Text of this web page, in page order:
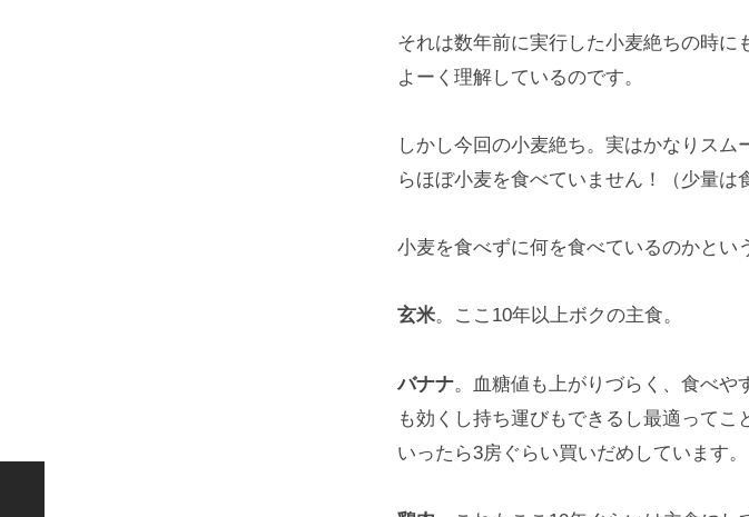
それは数年前に実行した小麦絶ちの時に
よーく理解しているのです。
しかし今回の小麦絶ち。実はかなりス
らほぼ小麦を食べていません！（少量は
小麦を食べずに何を食べているのかとい
玄米。ここ10年以上ボクの主食。
バナナ。血糖値も上がりづらく、食べ
も効くし持ち運びもできるし最適って
いったら3房ぐらい買いだめしています。